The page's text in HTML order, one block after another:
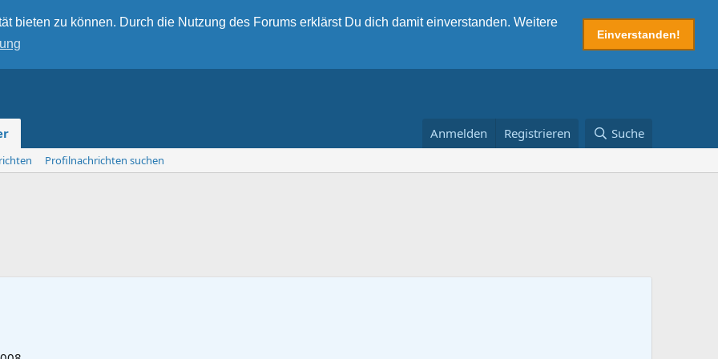
bieten zu können. Durch die Nutzung des Forums erklärst Du dich damit einverstanden. Weitere
Einverstanden!
Anmelden Registrieren Suche
Profilnachrichten suchen